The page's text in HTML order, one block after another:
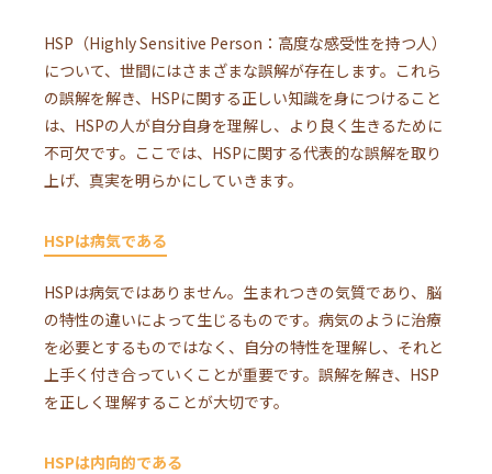
HSP（Highly Sensitive Person：高度な感受性を持つ人）
について、世間にはさまざまな誤解が存在します。これら
の誤解を解き、HSPに関する正しい知識を身につけること
は、HSPの人が自分自身を理解し、より良く生きるために
不可欠です。ここでは、HSPに関する代表的な誤解を取り
上げ、真実を明らかにしていきます。
HSPは病気である
HSPは病気ではありません。生まれつきの気質であり、脳
の特性の違いによって生じるものです。病気のように治療
を必要とするものではなく、自分の特性を理解し、それと
上手く付き合っていくことが重要です。誤解を解き、HSP
を正しく理解することが大切です。
HSPは内向的である